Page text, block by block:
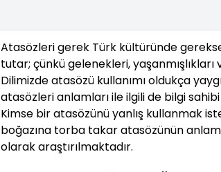
Atasözleri gerek Türk kültüründe
tutar; çünkü gelenekleri,
Dilimizde atasözü kullanımı oldukça
atasözleri anlamları ile ilgili de bilgi
Kimse bir atasözünü yanlış kullanmak
boğazına torba takar atasözünün
olarak araştırılmaktadır.